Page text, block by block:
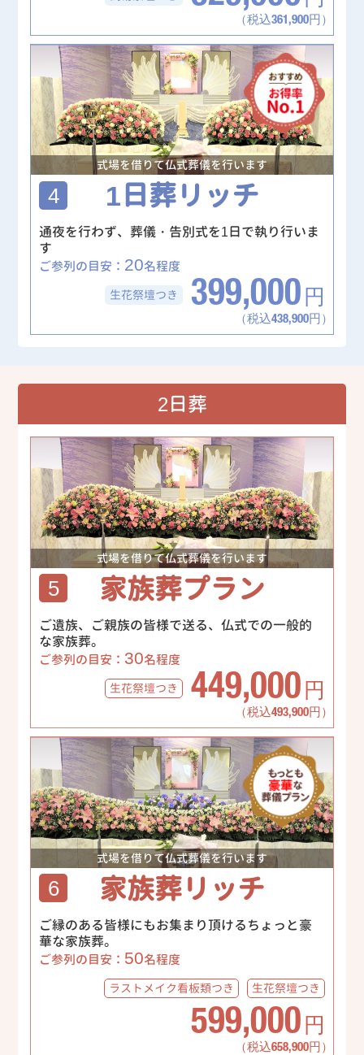
（税込361,900円）
式場を借りて仏式葬儀を行います
4 1日葬リッチ
通夜を行わず、葬儀・告別式を1日で執り行いま
す
ご参列の目安： 20名程度
生花祭壇つき 399,000 円
（税込438,900円）
2日葬
式場を借りて仏式葬儀を行います
5 家族葬プラン
ご遺族、ご親族の皆様で送る、仏式での一般的
な家族葬。
ご参列の目安： 30名程度
生花祭壇つき 449,000 円
（税込493,900円）
式場を借りて仏式葬儀を行います
6 家族葬リッチ
ご縁のある皆様にもお集まり頂けるちょっと豪
華な家族葬。
ご参列の目安： 50名程度
ラストメイク看板類つき 生花祭壇つき
599,000 円
（税込658,900円）